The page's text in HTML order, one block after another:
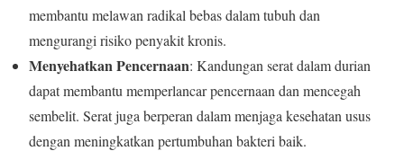
membantu melawan radikal bebas dalam tubuh dan
mengurangi risiko penyakit kronis.
Menyehatkan Pencernaan: Kandungan serat dalam durian
dapat membantu memperlancar pencernaan dan mencegah
sembelit. Serat juga berperan dalam menjaga kesehatan usus
dengan meningkatkan pertumbuhan bakteri baik.